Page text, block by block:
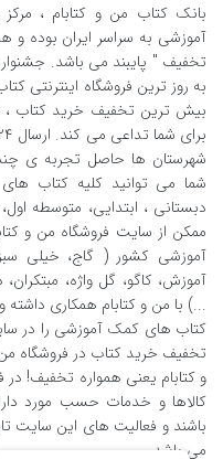
بانک کتاب من و کتابام ،
آموزشی به سراسر ایران بوده و
تخفیف " پایبند می باشد.
به روز ترین فروشگاه
بیش ترین تخفیف خرید کتاب ،
شهرستان ها حاصل تجربه ی
شما می توانید کلیه کتاب
دبستانی ، ابتدایی، متوسطه
ممکن از سایت فروشگاه من و
آموزشی کشور ( گاج، خیلی
آموزش، کاگو، گل واژه،
...) با من و کتابام همکاری
کتاب های کمک آموزشی را در
تخفیف خرید کتاب در فروشگاه
و کتابام یعنی همواره تخفیف!
کالاها و خدمات حسب مورد
باشند و فعالیت های این سایت
می باشد.